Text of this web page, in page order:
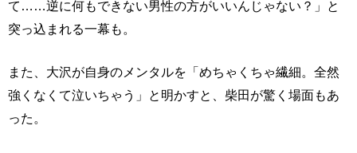
て……逆に何もできない男性の方がいいんじゃない？」と
突っ込まれる一幕も。
また、大沢が自身のメンタルを「めちゃくちゃ繊細。全然
強くなくて泣いちゃう」と明かすと、柴田が驚く場面もあ
った。